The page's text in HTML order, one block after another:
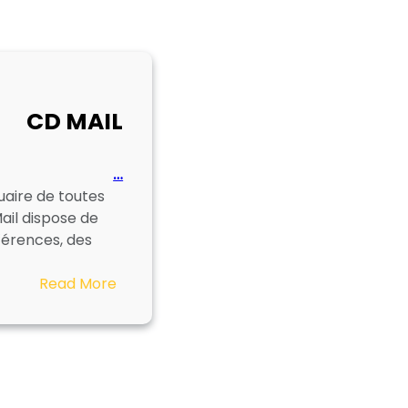
CD MAIL
…
de toutes
dispose de
des
Read More:
MAIL